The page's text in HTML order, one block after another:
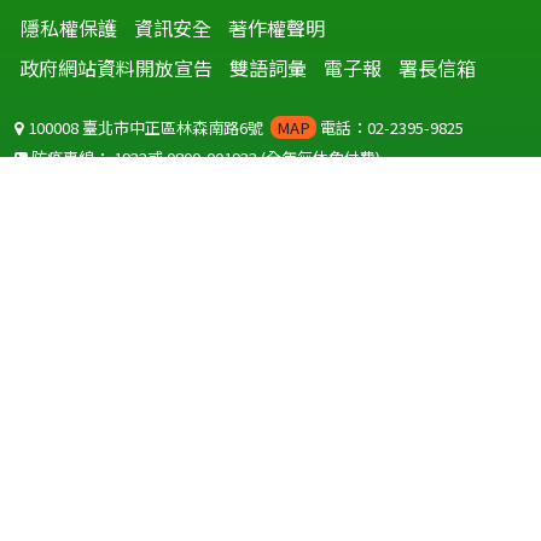
隱私權保護 資訊安全 著作權聲明
政府網站資料開放宣告
雙語詞彙 電子報 署長信箱
100008 臺北市中正區林森南路6號 MAP 電話：02-2395-9825
防疫專線：1922或0800-001922(全年無休免付費)